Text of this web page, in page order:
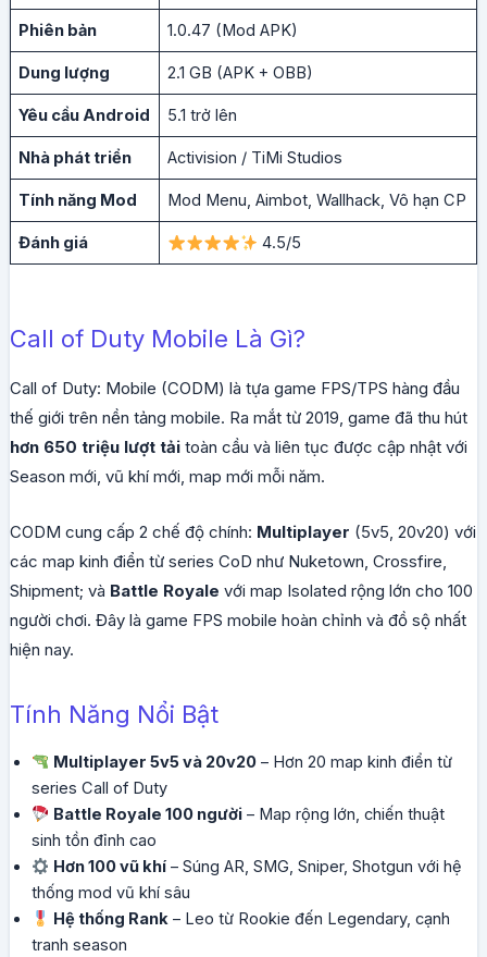
Phiên bản 1.0.47 (Mod APK)
Dung lượng 2.1 GB (APK + OBB)
Yêu cầu Android 5.1 trở lên
Nhà phát triển Activision / TiMi Studios
Tính năng Mod Mod Menu, Aimbot, Wallhack, Vô hạn CP
Đánh giá 4.5/5
Call of Duty Mobile Là Gì?
Call of Duty: Mobile (CODM) là tựa game FPS/TPS hàng đầu
thế giới trên nền tảng mobile. Ra mắt từ 2019, game đã thu hút
hơn 650 triệu lượt tảitoàn cầu và liên tục được cập nhật với
Season mới, vũ khí mới, map mới mỗi năm.
CODM cung cấp 2 chế độ chính: Multiplayer (5v5, 20v20) với
các map kinh điển từ series CoD như Nuketown, Crossfire,
Shipment; và Battle Royale với map Isolated rộng lớn cho 100
người chơi. Đây là game FPS mobile hoàn chỉnh và đồ sộ nhất
hiện nay.
Tính Năng Nổi Bật
Multiplayer 5v5 và 20v20 – Hơn 20 map kinh điển từ
series Call of Duty
Battle Royale 100 người – Map rộng lớn, chiến thuật
sinh tồn đỉnh cao
Hơn 100 vũ khí – Súng AR, SMG, Sniper, Shotgun với hệ
thống mod vũ khí sâu
Hệ thống Rank – Leo từ Rookie đến Legendary, cạnh
tranh season